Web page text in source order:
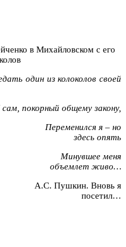
в Михайловском с его
один из колоколов своей
покорный общему закону,
я – но
здесь опять
меня
объемлет живо…
А.С. Пушкин. Вновь я
посетил…